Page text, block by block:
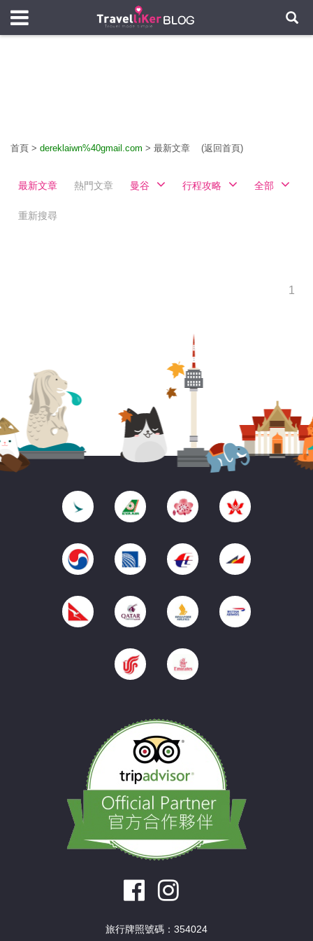
首頁 > dereklaiwn%40gmail.com > 最新文章 (返回首頁)
最新文章 熱門文章 曼谷 行程攻略 全部
重新搜尋
1
旅行牌照號碼：354024